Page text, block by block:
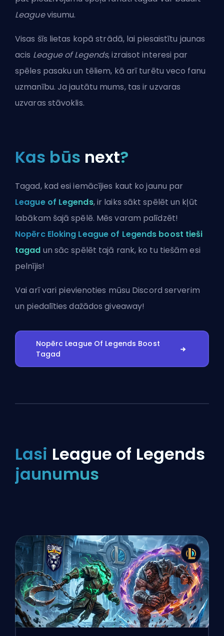
Leaguevisumu.
Visas šīs lietas kopā strādā, lai piesaistītu jaunas
acis League of Legends, izraisot interesi par
spēles pasaku un tēliem, kā arī turētu veco fanu
uzmanību. Ja jautātu mums, tas ir uzvaras
uzvaras stāvoklis.
Kas būs next?
Tagad, kad esi iemācījies kaut ko jaunu par
League of Legends, ir laiks sākt spēlēt un kļūt
labākam šajā spēlē. Mēs varam palīdzēt!
Nopērc Eloking League of Legends boost tieši
tagad un sāc spēlēt tajā rank, ko tu tiešām esi
pelnījis!
Vai arī vari pievienoties mūsu Discord serverim
un piedalīties dažādos giveaway!
Nopērc League Of Legends Boost
Tagad
Lasi League of Legends
jaunumus